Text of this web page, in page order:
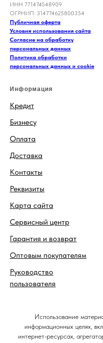
ИНН 771474548909
ОГРНИП: 314774625800354
Публичная оферта
Условия использования сайта
Согласие на обработку
персональных данных
Политика обработки
персональных данных и cookie
Информация
Кредит
Бизнесу
Оплата
Доставка
Контакты
Реквизиты
Карта сайта
Сервисный центр
Гарантия и возврат
Оптовым покупателям
Руководство
пользователя
Использование
информационных целях,
интернет-ресурсах,